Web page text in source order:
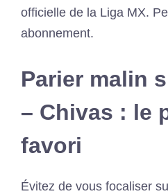
officielle de la Liga MX.
abonnement.
Parier malin
– Chivas : le
favori
Évitez de vous focaliser